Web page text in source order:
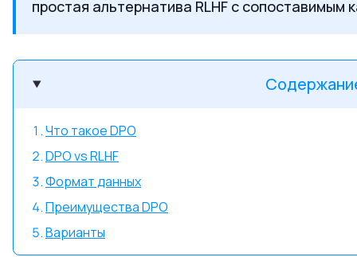
простая альтернатива RLHF с сопоставимым
Что такое DPO
DPO vs RLHF
Формат данных
Преимущества DPO
Варианты